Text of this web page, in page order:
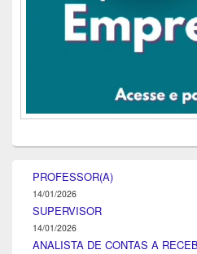
PROFESSOR(A)
14/01/2026
SUPERVISOR
14/01/2026
ANALISTA DE CONTAS A